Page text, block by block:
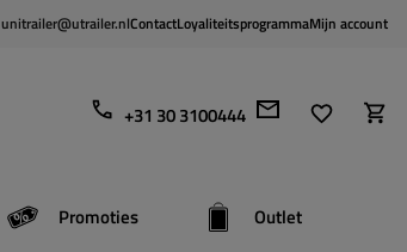
unitrailer@utrailer.nlContactLoyaliteitsprogrammaMijn account
+31 30 3100444
Promoties Outlet